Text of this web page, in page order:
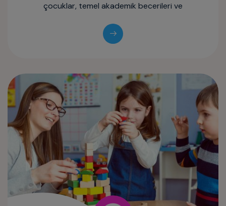
çocuklar, temel akademik becerileri ve